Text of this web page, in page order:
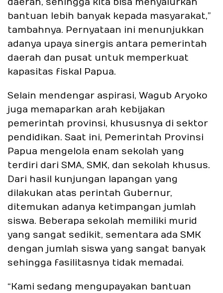
daerah, sehingga kita bisa menyalurkan
bantuan lebih banyak kepada masyarakat,”
tambahnya. Pernyataan ini menunjukkan
adanya upaya sinergis antara pemerintah
daerah dan pusat untuk memperkuat
kapasitas fiskal Papua.
Selain mendengar aspirasi, Wagub Aryoko
juga memaparkan arah kebijakan
pemerintah provinsi, khususnya di sektor
pendidikan. Saat ini, Pemerintah Provinsi
Papua mengelola enam sekolah yang
terdiri dari SMA, SMK, dan sekolah khusus.
Dari hasil kunjungan lapangan yang
dilakukan atas perintah Gubernur,
ditemukan adanya ketimpangan jumlah
siswa. Beberapa sekolah memiliki murid
yang sangat sedikit, sementara ada SMK
dengan jumlah siswa yang sangat banyak
sehingga fasilitasnya tidak memadai.
“Kami sedang mengupayakan bantuan